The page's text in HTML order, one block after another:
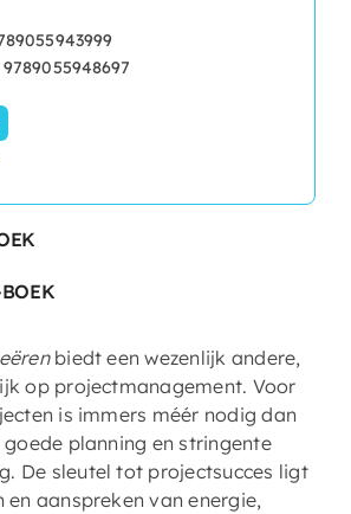
biedt een wezenlijk andere,
op projectmanagement. Voor
is immers méér nodig dan
planning en stringente
De sleutel tot projectsucces ligt
en aanspreken van energie,